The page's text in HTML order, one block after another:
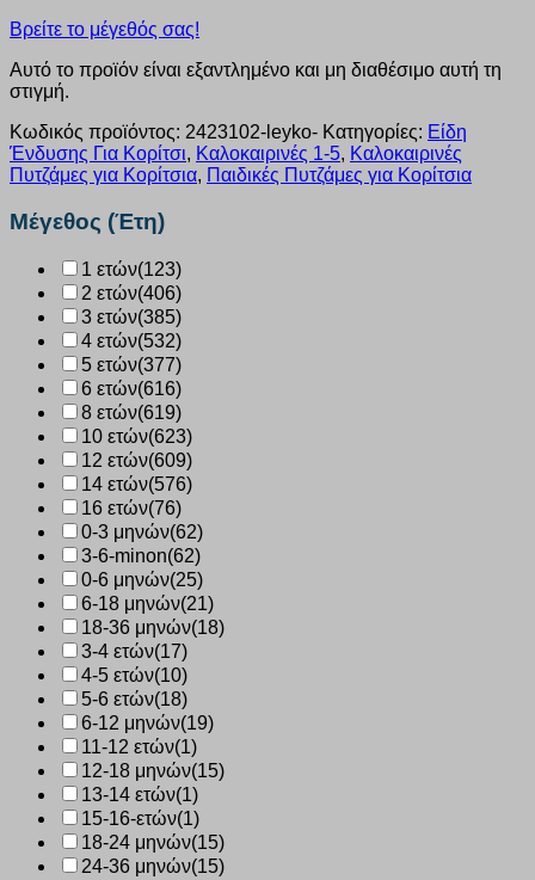
Βρείτε το μέγεθός σας!
Αυτό το προϊόν είναι εξαντλημένο και μη διαθέσιμο αυτή τη
στιγμή.
Κωδικός προϊόντος: 2423102-leyko- Κατηγορίες: Είδη
Ένδυσης Για Κορίτσι, Καλοκαιρινές 1-5, Καλοκαιρινές
Πυτζάμες για Κορίτσια, Παιδικές Πυτζάμες για Κορίτσια
Μέγεθος (Έτη)
1 ετών(123)
2 ετών(406)
3 ετών(385)
4 ετών(532)
5 ετών(377)
6 ετών(616)
8 ετών(619)
10 ετών(623)
12 ετών(609)
14 ετών(576)
16 ετών(76)
0-3 μηνών(62)
3-6-minon(62)
0-6 μηνών(25)
6-18 μηνών(21)
18-36 μηνών(18)
3-4 ετών(17)
4-5 ετών(10)
5-6 ετών(18)
6-12 μηνών(19)
11-12 ετών(1)
12-18 μηνών(15)
13-14 ετών(1)
15-16-ετών(1)
18-24 μηνών(15)
24-36 μηνών(15)